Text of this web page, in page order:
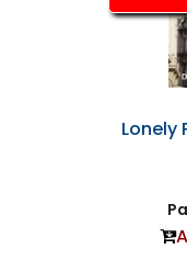
Lonely